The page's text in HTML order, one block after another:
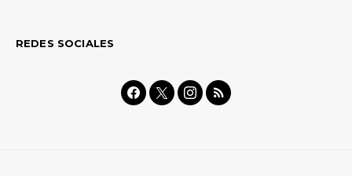
REDES SOCIALES